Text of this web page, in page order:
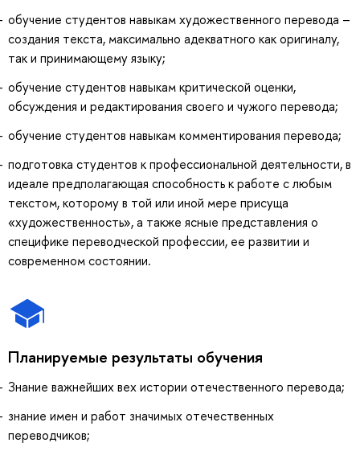
обучение студентов навыкам художественного перевода –
создания текста, максимально адекватного как оригиналу,
так и принимающему языку;
обучение студентов навыкам критической оценки,
обсуждения и редактирования своего и чужого перевода;
обучение студентов навыкам комментирования перевода;
подготовка студентов к профессиональной деятельности, в
идеале предполагающая способность к работе с любым
текстом, которому в той или иной мере присуща
«художественность», а также ясные представления о
специфике переводческой профессии, ее развитии и
современном состоянии.
Планируемые результаты обучения
Знание важнейших вех истории отечественного перевода;
знание имен и работ значимых отечественных
переводчиков;